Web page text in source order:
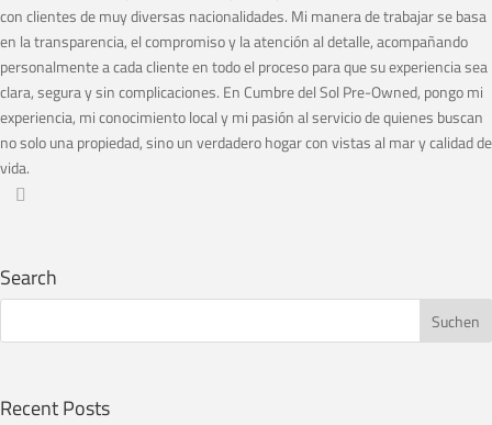
con clientes de muy diversas nacionalidades. Mi manera de trabajar se basa
en la transparencia, el compromiso y la atención al detalle, acompañando
personalmente a cada cliente en todo el proceso para que su experiencia sea
clara, segura y sin complicaciones. En Cumbre del Sol Pre-Owned, pongo mi
experiencia, mi conocimiento local y mi pasión al servicio de quienes buscan
no solo una propiedad, sino un verdadero hogar con vistas al mar y calidad de
vida.
Search
Recent Posts